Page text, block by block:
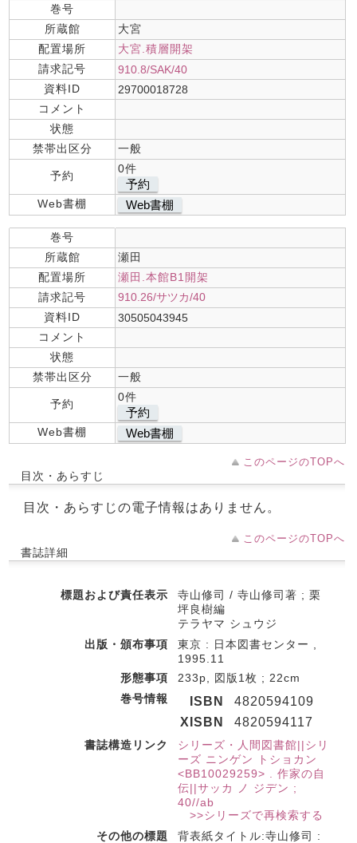
巻号
所蔵館
大宮
配置場所
大宮.積層開架
請求記号
910.8/SAK/40
資料ID
29700018728
コメント
状態
禁帯出区分
一般
予約
0件
予約
Web書棚 Web書棚
巻号
所蔵館
瀬田
配置場所
瀬田.本館B1開架
請求記号
910.26/サツカ/40
資料ID
30505043945
コメント
状態
禁帯出区分
一般
予約
0件
予約
Web書棚 Web書棚
このページのTOPへ
目次・あらすじ
目次・あらすじの電子情報はありません。
このページのTOPへ
書誌詳細
標題および責任表示
寺山修司 / 寺山修司著 ; 栗
坪良樹編
テラヤマ シュウジ
出版・頒布事項
東京 : 日本図書センター ,
1995.11
形態事項
233p, 図版1枚 ; 22cm
巻号情報
ISBN
4820594109
XISBN
4820594117
書誌構造リンク
シリーズ・人間図書館||シリ
ーズ ニンゲン トショカン
<BB10029259> . 作家の自
伝||サッカ ノ ジデン ;
40//ab
>>シリーズで再検索する
その他の標題
背表紙タイトル:寺山修司 :